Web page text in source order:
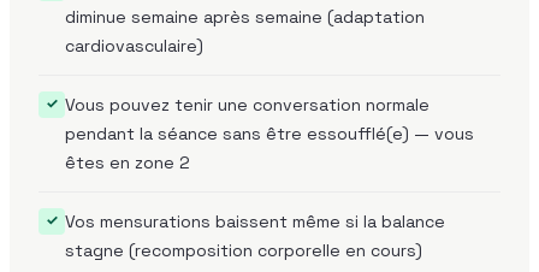
diminue semaine après semaine (adaptation
cardiovasculaire)
✓ Vous pouvez tenir une conversation normale
pendant la séance sans être essoufflé(e) — vous
êtes en zone 2
✓ Vos mensurations baissent même si la balance
stagne (recomposition corporelle en cours)